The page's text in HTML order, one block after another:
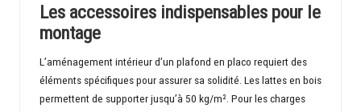
Les accessoires indispensables pour le
montage
L’aménagement intérieur d’un plafond en placo requiert des
éléments spécifiques pour assurer sa solidité. Les lattes en bois
permettent de supporter jusqu’à 50 kg/m². Pour les charges